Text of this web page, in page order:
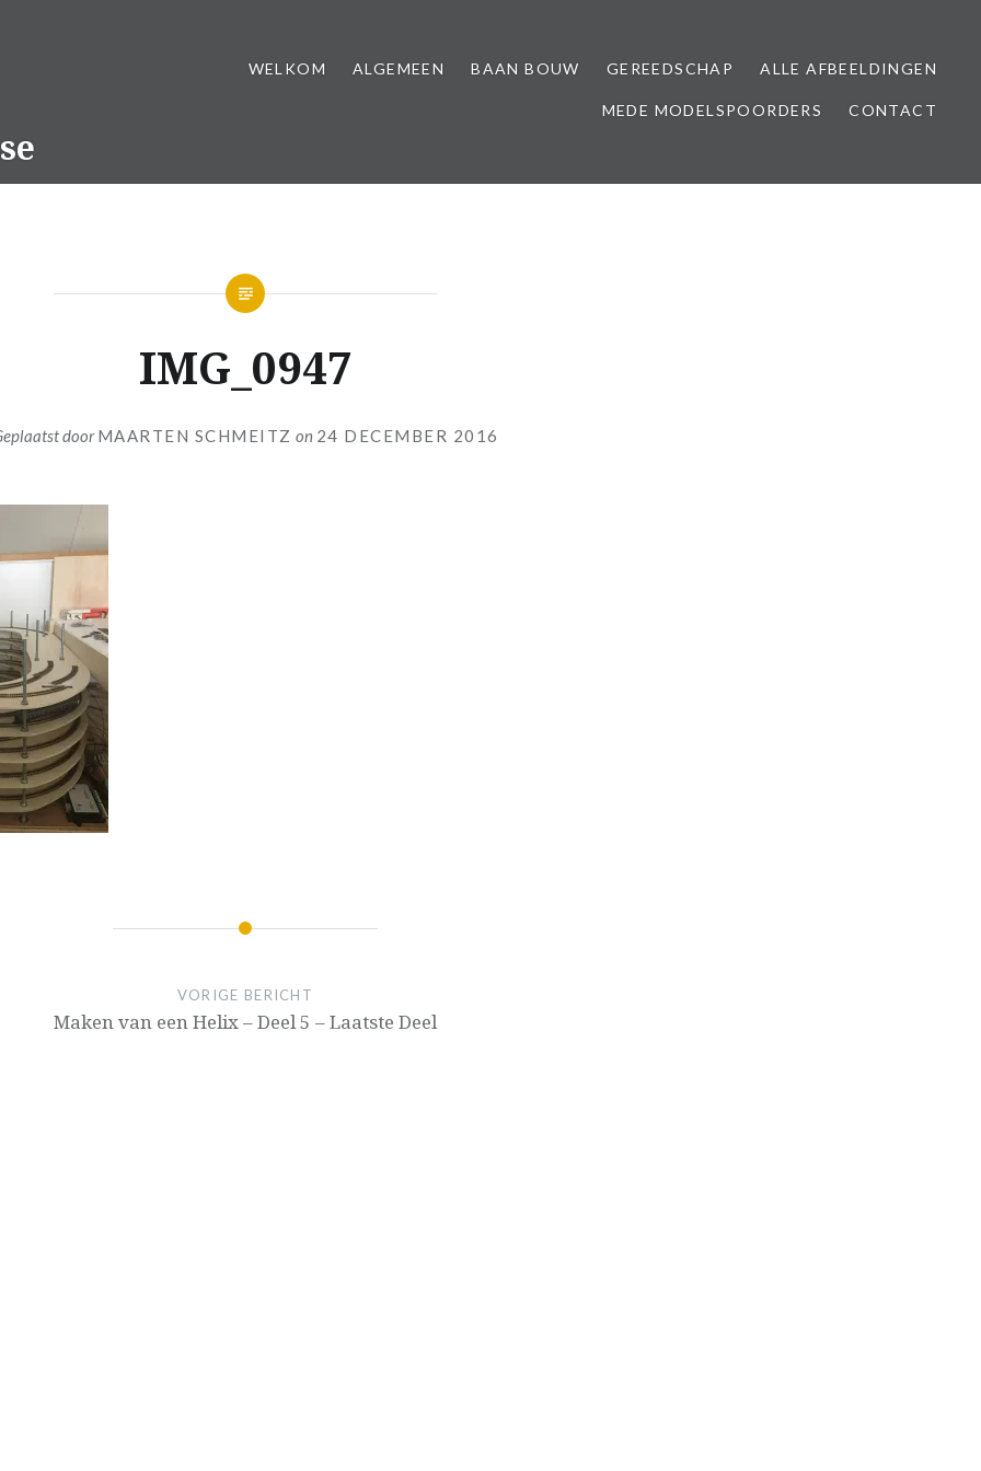
WELKOM ALGEMEEN BAAN BOUW GEREEDSCHAP ALLE AFBEELDINGEN
MEDE MODELSPOORDERS CONTACT
IMG_0947
doorMAARTEN SCHMEITZ on 24 DECEMBER 2016
VORIGE BERICHT
Maken van een Helix – Deel 5 – Laatste Deel